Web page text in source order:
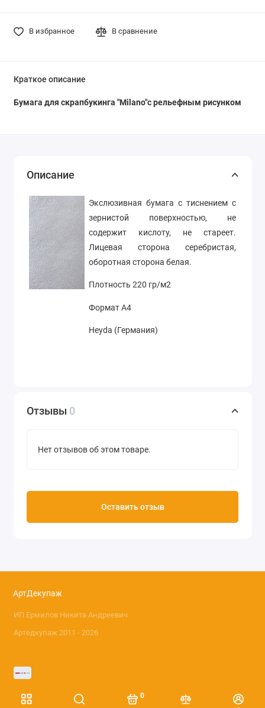
0
В избранное В сравнение
Краткое описание
Бумага для скрапбукинга "Milano"с рельефным рисунком
Описание
Экслюзивная бумага с тиснением с
зернистой поверхностью, не
содержит кислоту, не стареет.
Лицевая сторона серебристая,
оборотная сторона белая.
Плотность 220 гр/м2
Формат А4
Heyda (Германия)
Отзывы 0
Нет отзывов об этом товаре.
Оставить отзыв
АртДекупаж
ИП Ермилов Никита Андреевич
Артедкупаж 2011 - 2026